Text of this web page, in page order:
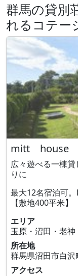
群馬の貸別
れるコテー
mitt house
広々遊べる一棟
りに
最大12名宿泊可
【敷地400平米】
エリア
玉原・沼田・老神
所在地
群馬県沼田市白沢
アクセス